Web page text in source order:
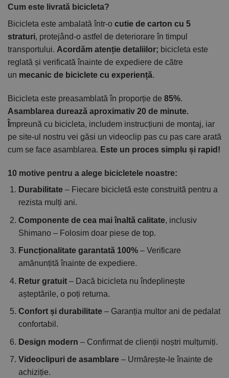
Cum este livrată bicicleta?
Bicicleta este ambalată într-o cutie de carton cu 5
straturi, protejând-o astfel de deteriorare în timpul
transportului. Acordăm atenție detaliilor; bicicleta este
reglată și verificată înainte de expediere de către
un mecanic de biciclete cu experiență.
Bicicleta este preasamblată în proporție de 85%.
Asamblarea durează aproximativ 20 de minute.
mpreună cu bicicleta, includem instrucțiuni de montaj, iar
pe site-ul nostru vei găsi un videoclip pas cu pas care arată
cum se face asamblarea. Este un proces simplu și rapid!
10 motive pentru a alege bicicletele noastre:
Durabilitate– Fiecare bicicletă este construită pentru a
rezista mulți ani.
Componente de cea mai înaltă calitate, inclusiv
Shimano – Folosim doar piese de top.
Funcționalitate garantată 100%– Verificare
amănunțită înainte de expediere.
Retur gratuit– Dacă bicicleta nu îndeplinește
așteptările, o poți returna.
Confort și durabilitate– Garanția multor ani de pedalat
confortabil.
Design modern – Confirmat de clienții noștri mulțumiți.
Videoclipuri de asamblare– Urmărește-le înainte de
achiziție.